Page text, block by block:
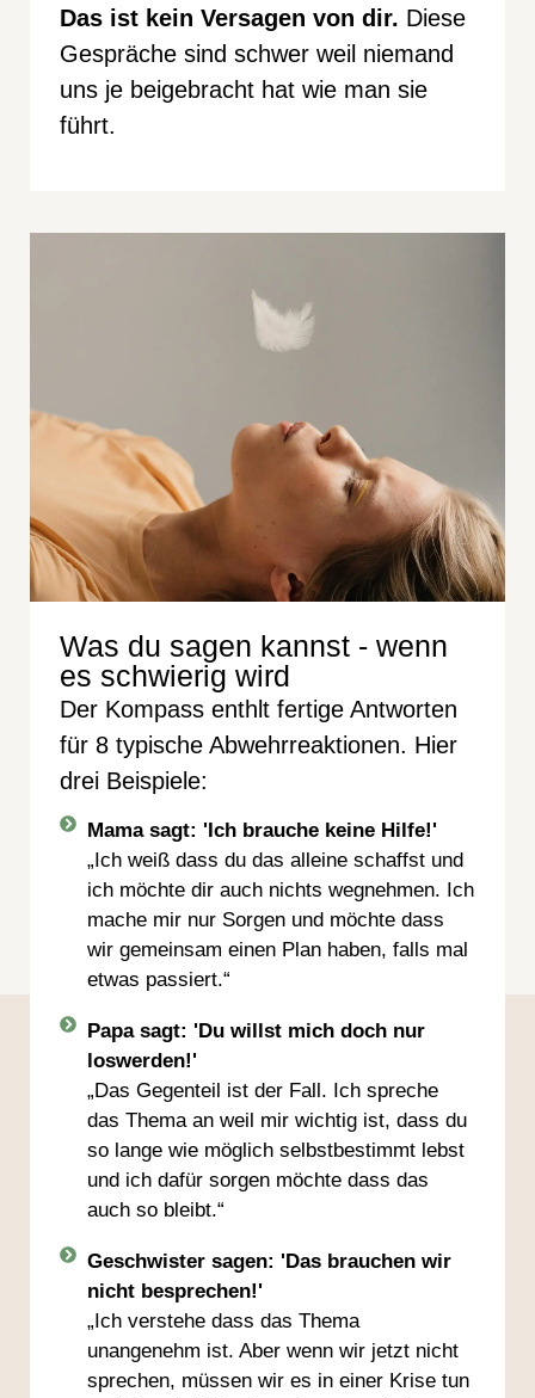
Das ist kein Versagen von dir. Diese
Gespräche sind schwer weil niemand
uns je beigebracht hat wie man sie
führt.
Was du sagen kannst - wenn
es schwierig wird
Der Kompass enthlt fertige Antworten
für 8 typische Abwehrreaktionen. Hier
drei Beispiele:
Mama sagt: 'Ich brauche keine Hilfe!'
„Ich weiß dass du das alleine schaffst und
ich möchte dir auch nichts wegnehmen. Ich
mache mir nur Sorgen und möchte dass
wir gemeinsam einen Plan haben, falls mal
etwas passiert.“
Papa sagt: 'Du willst mich doch nur
loswerden!'
„Das Gegenteil ist der Fall. Ich spreche
das Thema an weil mir wichtig ist, dass du
so lange wie möglich selbstbestimmt lebst
und ich dafür sorgen möchte dass das
auch so bleibt.“
Geschwister sagen: 'Das brauchen wir
nicht besprechen!'
„Ich verstehe dass das Thema
unangenehm ist. Aber wenn wir jetzt nicht
sprechen, müssen wir es in einer Krise tun